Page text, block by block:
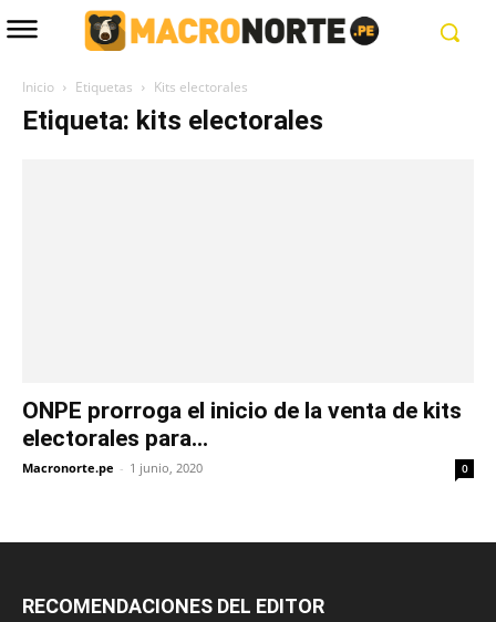
Inicio Etiquetas Kits electorales
Etiqueta: kits electorales
ONPE prorroga el inicio de la venta de kits
electorales para...
Macronorte.pe - 1 junio, 2020 0
RECOMENDACIONES DEL EDITOR